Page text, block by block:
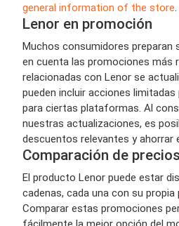
general information of the store
Lenor en promoción
Muchos consumidores preparan
en cuenta las promociones más
relacionadas con Lenor se
pueden incluir acciones
para ciertas plataformas. Al
nuestras actualizaciones, es
descuentos relevantes y ahorrar
Comparación de
El producto Lenor puede estar
cadenas, cada una con su propia
Comparar estas promociones